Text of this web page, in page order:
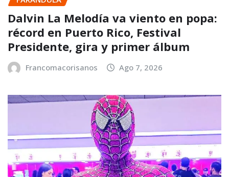
Dalvin La Melodía va viento en popa:
récord en Puerto Rico, Festival
Presidente, gira y primer álbum
Francomacorisanos Ago 7, 2026